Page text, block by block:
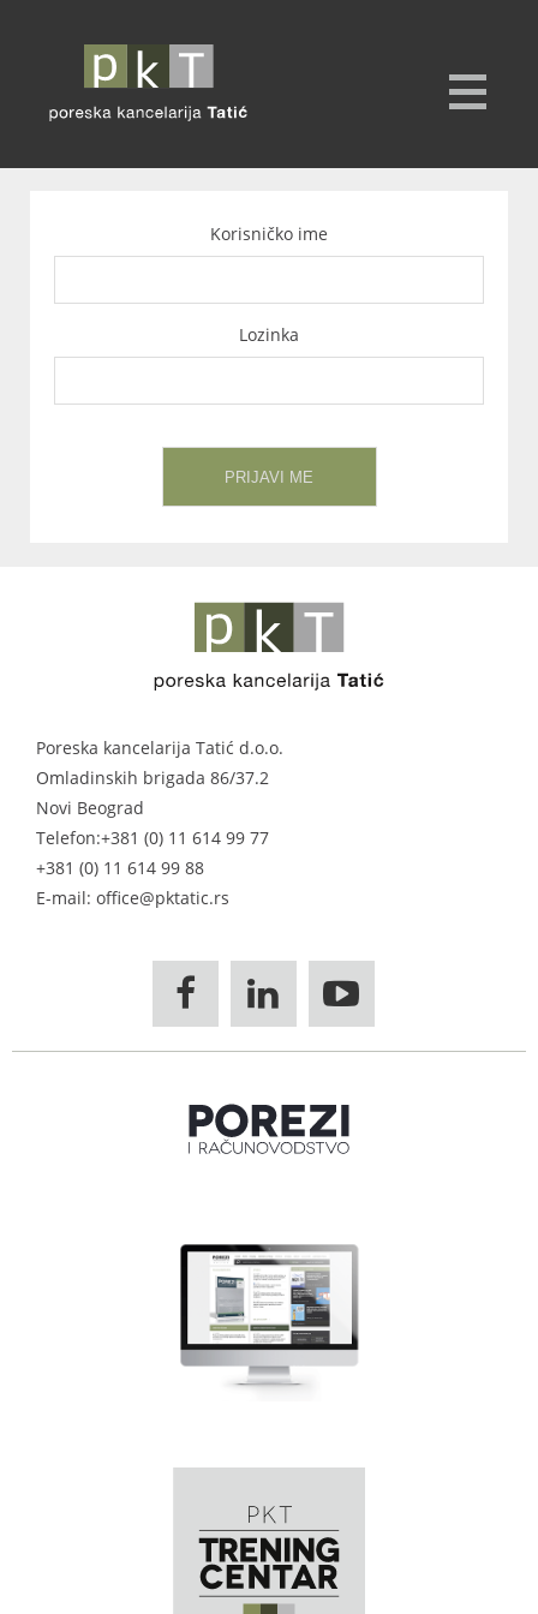
Korisničko ime
Lozinka
Poreska kancelarija Tatić d.o.o.
Omladinskih brigada 86/37.2
Novi Beograd
Telefon:+381 (0) 11 614 99 77
+381 (0) 11 614 99 88
E-mail: office@pktatic.rs
  